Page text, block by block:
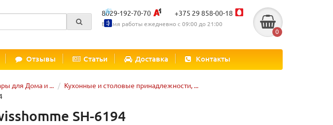
8029-192-70-70 +375 29 858-00-18
Время работы ежедневно с 09:00 до 21:00
0
Отзывы Статьи Доставка Контакты
для Дома и ...
Кухонные и столовые принадлежности, ...
SH-6194